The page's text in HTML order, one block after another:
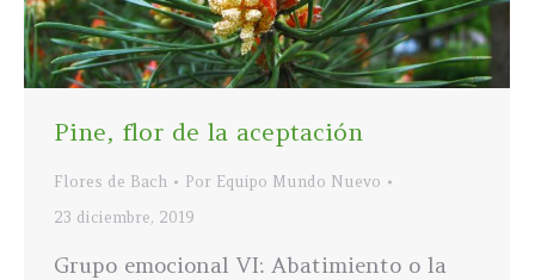
Pine, flor de la aceptación
Flores de Bach Por Equipo Mundo Nuevo
23 diciembre, 2019
Grupo emocional VI: Abatimiento o la